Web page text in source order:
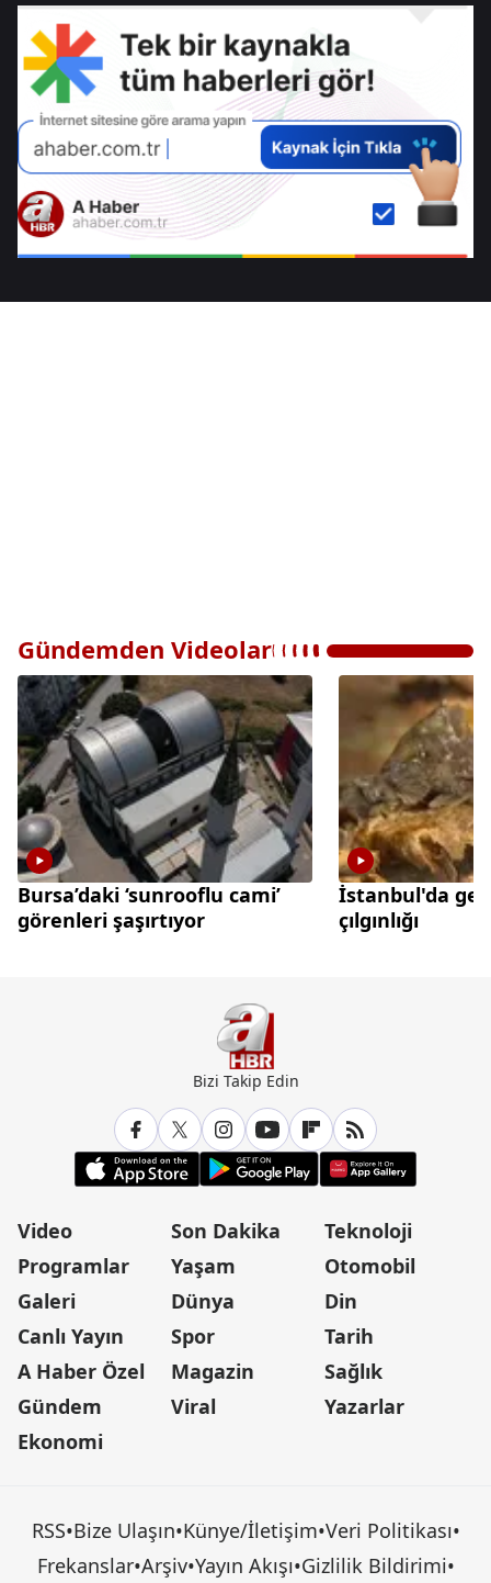
Gündemden Videolar
Bursa’daki ‘sunrooflu cami’
görenleri şaşırtıyor
İstanbul'da
çılgınlığı
Bizi Takip Edin
Video
Programlar
Galeri
Canlı Yayın
A Haber Özel
Gündem
Ekonomi
Son Dakika
Yaşam
Dünya
Spor
Magazin
Viral
Teknoloji
Otomobil
Din
Tarih
Sağlık
Yazarlar
RSS•Bize Ulaşın•Künye/İletişim•Veri Politikası•
Frekanslar•Arşiv•Yayın Akışı•Gizlilik Bildirimi•